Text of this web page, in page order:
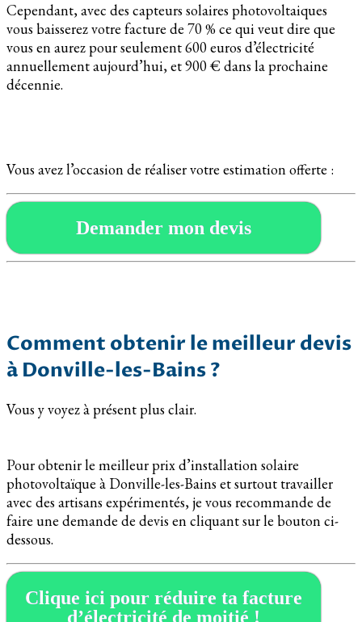
Cependant, avec des capteurs solaires photovoltaiques
vous baisserez votre facture de 70 % ce qui veut dire que
vous en aurez pour seulement 600 euros d’électricité
annuellement aujourd’hui, et 900 € dans la prochaine
décennie.
Vous avez l’occasion de réaliser votre estimation offerte :
Demander mon devis
Comment obtenir le meilleur devis
à Donville-les-Bains ?
Vous y voyez à présent plus clair.
Pour obtenir le meilleur prix d’installation solaire
photovoltaïque à Donville-les-Bains et surtout travailler
avec des artisans expérimentés, je vous recommande de
faire une demande de devis en cliquant sur le bouton ci-
dessous.
Clique ici pour réduire ta facture
d’électricité de moitié !